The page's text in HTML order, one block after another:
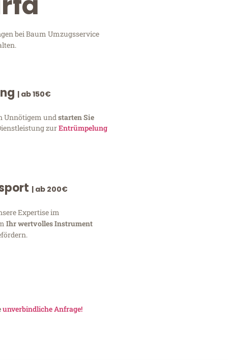
bei Baum Umzugsservice
| ab 150€
Unnötigem und starten Sie
zurEntrümpelung
| ab 200€
Expertise im
Ihr wertvolles Instrument
unverbindliche Anfrage!